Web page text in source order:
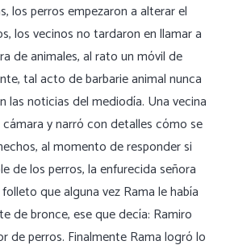
los perros empezaron a alterar el
los vecinos no tardaron en llamar a
de animales, al rato un móvil de
tal acto de barbarie animal nunca
las noticias del mediodía. Una vecina
y narró con detalles cómo se
al momento de responder si
de los perros, la enfurecida señora
que alguna vez Rama le había
de bronce, ese que decía: Ramiro
de perros. Finalmente Rama logró lo